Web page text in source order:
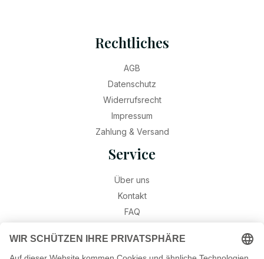
Rechtliches
AGB
Datenschutz
Widerrufsrecht
Impressum
Zahlung & Versand
Service
Über uns
Kontakt
FAQ
Widerruf